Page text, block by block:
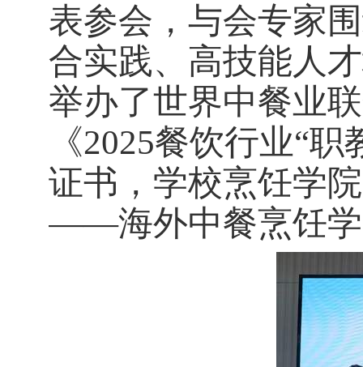
表参会，与会专家
合实践、高技能人
举办了世界中餐业
《2025餐饮行业“职
证书，学校烹饪学
——海外中餐烹饪学